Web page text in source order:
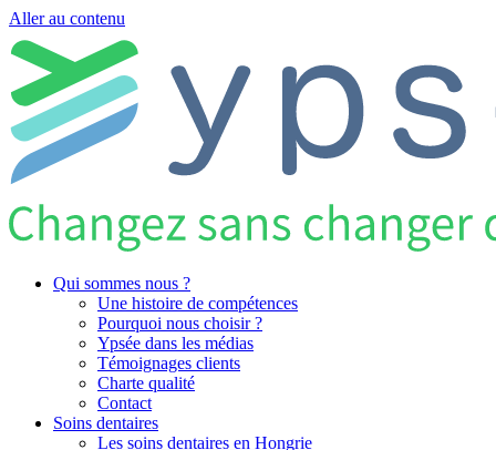
Aller au contenu
Qui sommes nous ?
Une histoire de compétences
Pourquoi nous choisir ?
Ypsée dans les médias
Témoignages clients
Charte qualité
Contact
Soins dentaires
Les soins dentaires en Hongrie